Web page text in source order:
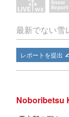
最新でない雪
レポートを提出
Noboribetsu